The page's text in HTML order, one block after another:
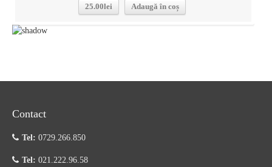
25.00lei Adaugă în coș
Contact
Tel: 0729.266.850
Tel: 021.222.96.58